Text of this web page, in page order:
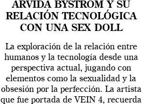
ARVIDA BYSTRÖM Y SU
RELACIÓN TECNOLÓGICA
CON UNA SEX DOLL
La exploración de la relación entre
humanos y la tecnología desde una
perspectiva actual, jugando con
elementos como la sexualidad y la
obsesión por la perfección. La artista
que fue portada de VEIN 4, recuerda